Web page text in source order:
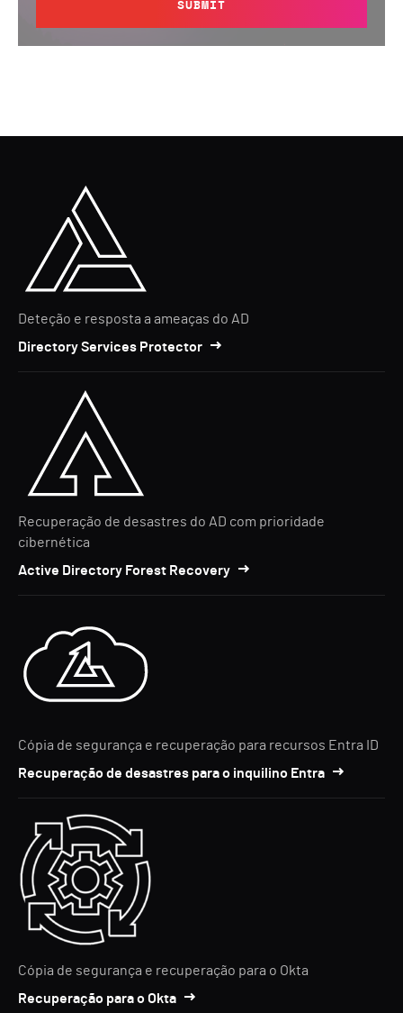
SUBMIT
Deteção e resposta a ameaças do AD
Directory Services Protector
Recuperação de desastres do AD com prioridade
cibernética
Active Directory Forest Recovery
Cópia de segurança e recuperação para recursos Entra ID
Recuperação de desastres para o inquilino Entra
Cópia de segurança e recuperação para o Okta
Recuperação para o Okta